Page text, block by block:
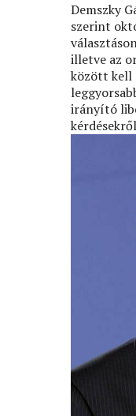
Demszky
szerint
illetve az
között kell
irányító